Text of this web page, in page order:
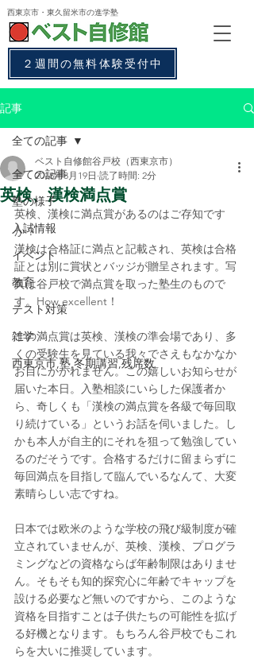
西東京市・東久留米市の進学塾
２週間の無料体験受付中
記事
全ての記事
塾の様子
入試情報
イベント
教育
テスト対策
雑学
西東京市,塾,冬期講習,残席数
全ての記事
英検、漢検満点賞
ベスト自修館谷戸校（西東京市）
2018年3月19日 読了時間: 2分
英検、漢検に満点賞があるのはご存知です
か？
漢検は合格証に満点と記載され、英検は合格
証とは別に賞状とバッジが贈呈されます。写
真は谷戸校で満点賞を取った塾生のもので
す。How excellent！
この満点賞は英検、漢検の準会場であり、多
くの受験生を見ている我々でさえもなかなか
お目にかかれません。この嬉しいお知らせが
届いた本日。入塾相談にいらした保護者か
ら、奇しくも「漢検の満点賞を各級で毎回取
り続けている」というお話を伺いました。し
かも本人が自主的にそれを狙って勉強してい
るのだそうです。合格するだけに留まらずに
毎回満点を目指して臨んでいるなんて、大変
素晴らしい志ですね。
日本では欧米のような学校の飛び級制度が確
立されていませんが、英検、漢検、プログラ
ミングなどの資格ならば年齢制限はありませ
ん。そもそも知的探究心に年齢でキャップを
設ける必要など無いのですから、このような
資格を目指すことは子供たちの可能性を拡げ
る好機となります。もちろん谷戸校でもこれ
らを大いに推奨しています。